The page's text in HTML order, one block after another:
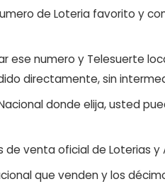
de Loteria favorito y
ese numero y Telesuerte
directamente, sin
donde elija, usted
venta oficial de Loterias y
que venden y los